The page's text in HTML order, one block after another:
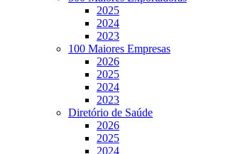
2025
2024
2023
100 Maiores Empresas
2026
2025
2024
2023
Diretório de Saúde
2026
2025
2024